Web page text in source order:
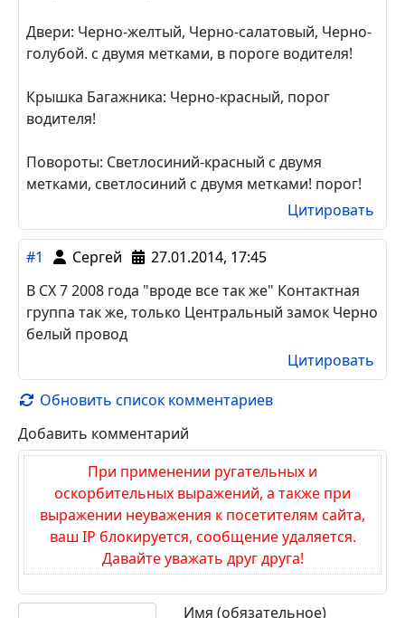
Двери: Черно-желтый, Черно-салатовый, Черно-
голубой. с двумя метками, в пороге водителя!
Крышка Багажника: Черно-красный, порог
водителя!
Повороты: Светлосиний-красный с двумя
метками, светлосиний с двумя метками! порог!
Цитировать
#1 Сергей
27.01.2014, 17:45
В СХ 7 2008 года "вроде все так же" Контактная
группа так же, только Центральный замок Черно
белый провод
Цитировать
Обновить список комментариев
Добавить комментарий
При применении ругательных и
оскорбительных выражений, а также при
выражении неуважения к посетителям сайта,
ваш IP блокируется, сообщение удаляется.
Давайте уважать друг друга!
Имя (обязательное)
Текст комментария